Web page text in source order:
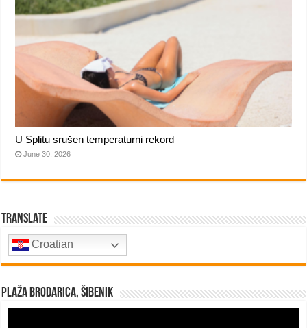
U Splitu srušen temperaturni rekord
June 30, 2026
Translate
Croatian
Plaža Brodarica, Šibenik